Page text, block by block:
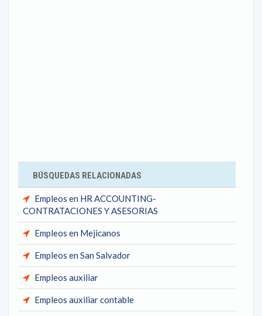
BÚSQUEDAS RELACIONADAS
Empleos en HR ACCOUNTING-
CONTRATACIONES Y ASESORIAS
Empleos en Mejicanos
Empleos en San Salvador
Empleos auxiliar
Empleos auxiliar contable